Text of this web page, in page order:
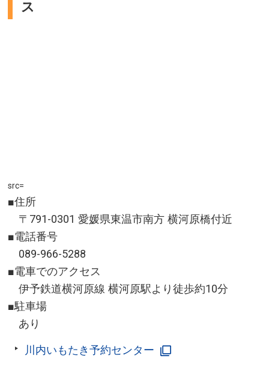
高知県高岡郡日高村
ス
src=
■住所
〒791-0301 愛媛県東温市南方 横河原橋付近
■電話番号
089-966-5288
■電車でのアクセス
伊予鉄道横河原線 横河原駅より徒歩約10分
■駐車場
あり
川内いもたき予約センター